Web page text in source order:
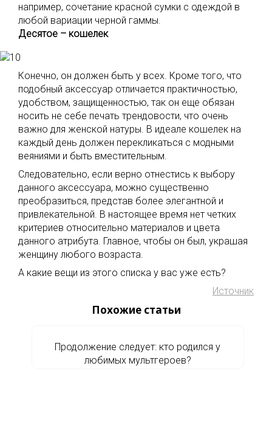
например, сочетание красной сумки с одеждой в
любой вариации черной гаммы.
Десятое – кошелек
Конечно, он должен быть у всех. Кроме того, что
подобный аксессуар отличается практичностью,
удобством, защищенностью, так он еще обязан
носить не себе печать трендовости, что очень
важно для женской натуры. В идеале кошелек на
каждый день должен перекликаться с модными
веяниями и быть вместительным.
Следовательно, если верно отнестись к выбору
данного аксессуара, можно существенно
преобразиться, представ более элегантной и
привлекательной. В настоящее время нет четких
критериев относительно материалов и цвета
данного атрибута. Главное, чтобы он был, украшая
женщину любого возраста.
А какие вещи из этого списка у вас уже есть?
Источник
Похожие статьи
Продолжение следует: кто родился у
любимых мультгероев?